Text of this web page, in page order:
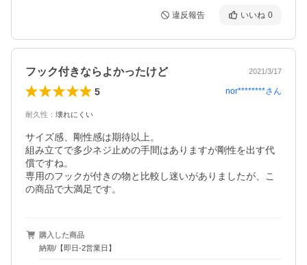
違反報告 いいね 0
フック付きならよかったけど 2021/3/17
5 nor********さん
耐久性 ： 壊れにくい
サイズ感、剛性感は期待以上。
組み立てで多少ネジ止めの手間はありますが剛性を出す代
償ですね。
専用のフックが付きの物と比較し迷いがありましたが、こ
の商品で大満足です。
購入した商品
納期/【即日-2営業日】